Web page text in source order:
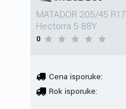
MATADOR 205/45 R17
Hectorra 5 88Y
0
Cena isporuke:
Rok isporuke: